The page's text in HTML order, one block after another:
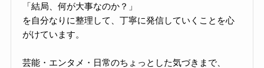
「結局、何が大事なのか？」
を自分なりに整理して、丁寧に発信していくことを心
がけています。
芸能・エンタメ・日常のちょっとした気づきまで、